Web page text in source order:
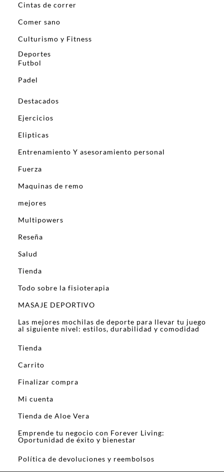
Cintas de correr
Comer sano
Culturismo y Fitness
Deportes
Futbol
Padel
Destacados
Ejercicios
Elipticas
Entrenamiento Y asesoramiento personal
Fuerza
Maquinas de remo
mejores
Multipowers
Reseña
Salud
Tienda
Todo sobre la fisioterapia
MASAJE DEPORTIVO
Las mejores mochilas de deporte para llevar tu juego
al siguiente nivel: estilos, durabilidad y comodidad
Tienda
Carrito
Finalizar compra
Mi cuenta
Tienda de Aloe Vera
Emprende tu negocio con Forever Living:
Oportunidad de éxito y bienestar
Política de devoluciones y reembolsos